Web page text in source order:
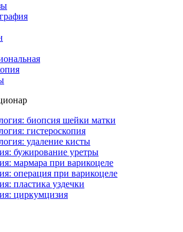
биопсия шейки матки
гистероскопия
удаление кисты
бужирование уретры
мармара при варикоцеле
операция при варикоцеле
пластика уздечки
циркумцизия